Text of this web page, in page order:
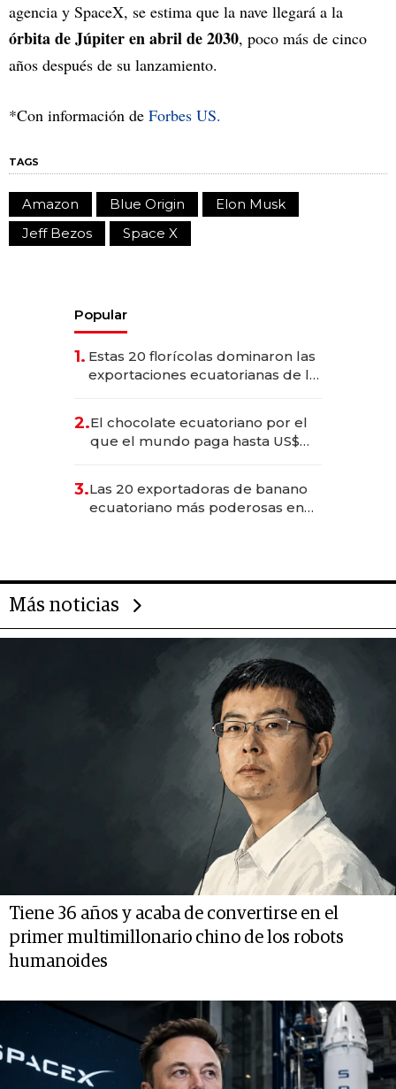
agencia y SpaceX, se estima que la nave llegará a la
órbita de Júpiter en abril de 2030, poco más de cinco
años después de su lanzamiento.
*Con información de Forbes US.
TAGS
Amazon Blue Origin
Elon Musk
Jeff Bezos
Space X
Popular
1. Estas 20 florícolas dominaron las
exportaciones ecuatorianas de la
2.El chocolate ecuatoriano por el
que el mundo paga hasta US$
3.Las 20 exportadoras de banano
ecuatoriano más poderosas en
Más noticias
Tiene 36 años y acaba de convertirse en el
primer multimillonario chino de los robots
humanoides